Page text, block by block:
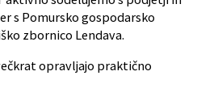
s Pomursko gospodarsko
zbornico Lendava.
opravljajo praktično